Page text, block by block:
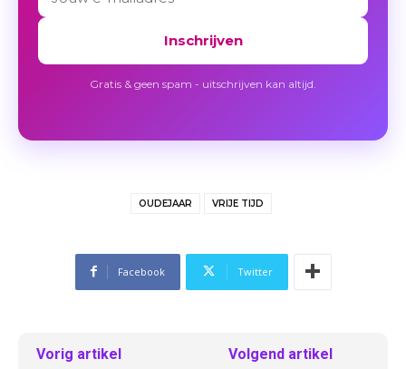
Inschrijven
Gratis & geen spam - uitschrijven kan altijd.
OUDEJAAR VRIJE TIJD
Facebook Twitter
Vorig artikel Volgend artikel